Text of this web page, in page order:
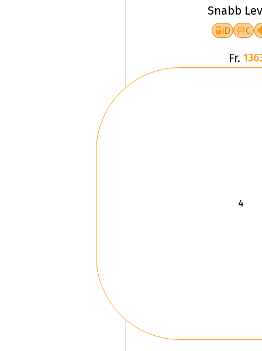
Snabb
D C
Fr.